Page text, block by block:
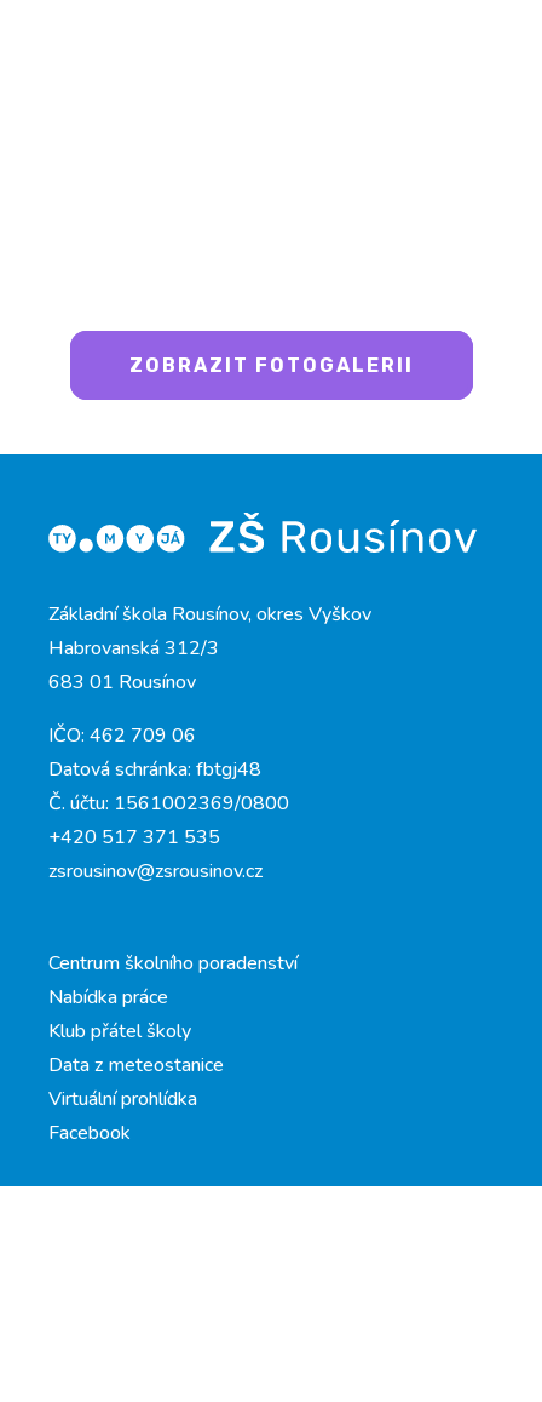
ZOBRAZIT FOTOGALERII
Základní škola Rousínov, okres Vyškov
Habrovanská 312/3
683 01 Rousínov
IČO: 462 709 06
Datová schránka: fbtgj48
Č. účtu: 1561002369/0800
+420 517 371 535
zsrousinov@zsrousinov.cz
Centrum školního poradenství
Nabídka práce
Klub přátel školy
Data z meteostanice
Virtuální prohlídka
Facebook